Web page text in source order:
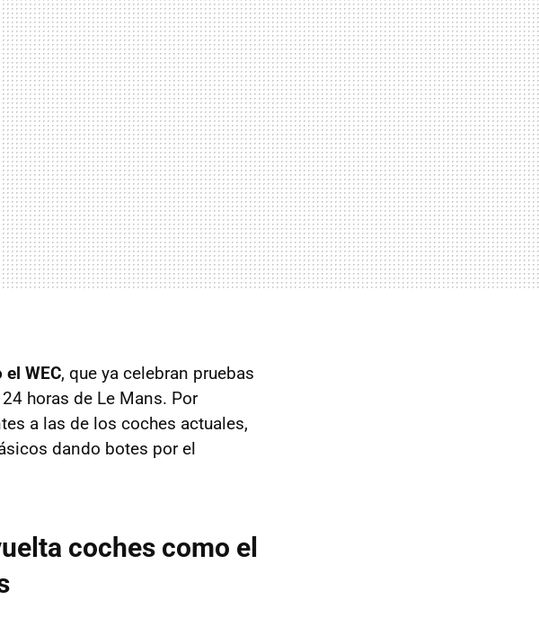
WEC, que ya celebran pruebas
horas de Le Mans. Por
a las de los coches actuales,
dando botes por el
coches como el